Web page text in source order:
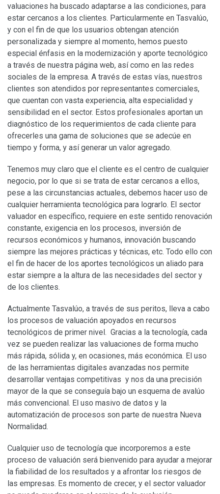
valuaciones ha buscado adaptarse a las condiciones, para
estar cercanos a los clientes. Particularmente en Tasvalúo,
y con el fin de que los usuarios obtengan atención
personalizada y siempre al momento, hemos puesto
especial énfasis en la modernización y aporte tecnológico
a través de nuestra página web, así como en las redes
sociales de la empresa. A través de estas vías, nuestros
clientes son atendidos por representantes comerciales,
que cuentan con vasta experiencia, alta especialidad y
sensibilidad en el sector. Estos profesionales aportan un
diagnóstico de los requerimientos de cada cliente para
ofrecerles una gama de soluciones que se adecúe en
tiempo y forma, y así generar un valor agregado.
Tenemos muy claro que el cliente es el centro de cualquier
negocio, por lo que si se trata de estar cercanos a ellos,
pese a las circunstancias actuales, debemos hacer uso de
cualquier herramienta tecnológica para lograrlo. El sector
valuador en específico, requiere en este sentido renovación
constante, exigencia en los procesos, inversión de
recursos económicos y humanos, innovación buscando
siempre las mejores prácticas y técnicas, etc. Todo ello con
el fin de hacer de los aportes tecnológicos un aliado para
estar siempre a la altura de las necesidades del sector y
de los clientes.
Actualmente Tasvalúo, a través de sus peritos, lleva a cabo
los procesos de valuación apoyados en recursos
tecnológicos de primer nivel. Gracias a la tecnología, cada
vez se pueden realizar las valuaciones de forma mucho
más rápida, sólida y, en ocasiones, más económica. El uso
de las herramientas digitales avanzadas nos permite
desarrollar ventajas competitivas y nos da una precisión
mayor de la que se conseguía bajo un esquema de avalúo
más convencional. El uso masivo de datos y la
automatización de procesos son parte de nuestra Nueva
Normalidad.
Cualquier uso de tecnología que incorporemos a este
proceso de valuación será bienvenido para ayudar a mejorar
la fiabilidad de los resultados y a afrontar los riesgos de
las empresas. Es momento de crecer, y el sector valuador